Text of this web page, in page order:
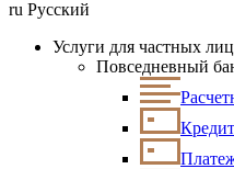
ru Русский
Услуги для частных лиц
Повседневный